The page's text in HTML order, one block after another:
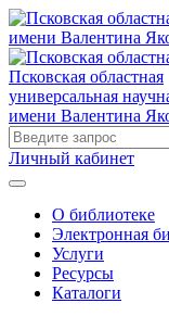
Псковская областная
универсальная
имени Валентина
Личный кабинет
О библиотеке
Электронная
Услуги
Ресурсы
Каталоги